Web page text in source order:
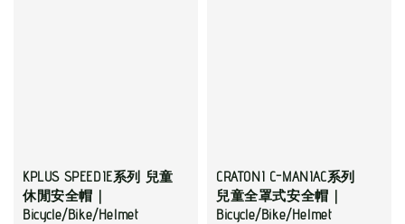
KPLUS SPEEDIE系列 兒童
休閒安全帽｜
Bicycle/Bike/Helmet
CRATONI C-MANIAC系列
兒童全罩式安全帽｜
Bicycle/Bike/Helmet